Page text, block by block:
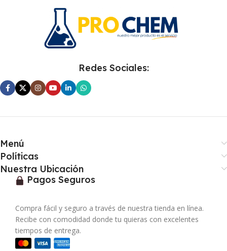
Redes Sociales:
Menú
Políticas
Nuestra Ubicación
Pagos Seguros
Compra fácil y seguro a través de nuestra tienda en línea.
Recibe con comodidad donde tu quieras con excelentes
tiempos de entrega.